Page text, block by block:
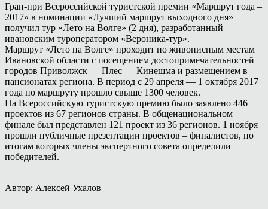
Гран-при Всероссийской туристской премии «Маршрут года –
2017» в номинации «Лучший маршрут выходного дня»
получил тур «Лето на Волге» (2 дня), разработанный
ивановским туроператором «Вероника-тур».
Маршрут «Лето на Волге» проходит по живописным местам
Ивановской области с посещением достопримечательностей
городов Приволжск — Плес — Кинешма и размещением в
пансионатах региона. В период с 29 апреля — 1 октября 2017
года по маршруту прошло свыше 1300 человек.
На Всероссийскую туристскую премию было заявлено 446
проектов из 67 регионов страны. В общенациональном
финале был представлен 121 проект из 36 регионов. 1 ноября
прошли публичные презентации проектов – финалистов, по
итогам которых члены экспертного совета определили
победителей.
Автор: Алексей Ухалов